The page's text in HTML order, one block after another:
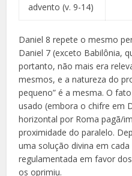
advento (v. 9-14)
Daniel 8 repete o mesmo
Daniel 7 (exceto Babilônia,
portanto, não mais era
mesmos, e a natureza do
pequeno” é a mesma. O
usado (embora o chifre em
horizontal por Roma pagã/
proximidade do paralelo.
uma solução divina em
regulamentada em favor
os oprimiu.